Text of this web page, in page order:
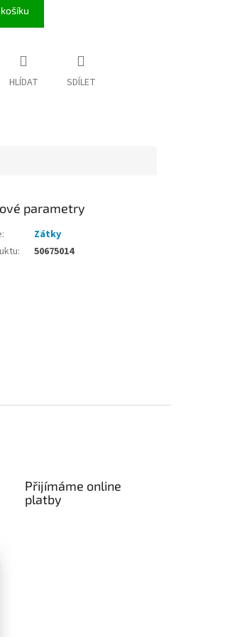
HLÍDAT SDÍLET
parametry
:
Zátky
: 50675014
Přijímáme online
platby